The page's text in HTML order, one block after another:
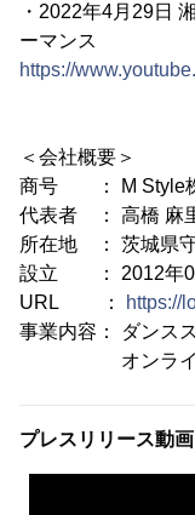
・2022年4月29日
ーマンス
https://
＜会社概要＞
商号 ： M Style
代表者 ： 高橋 麻
所在地 ： 茨城県
設立 ： 2012年
URL ：
https://
事業内容： ダンス
オンラインフ
プレスリリース動画